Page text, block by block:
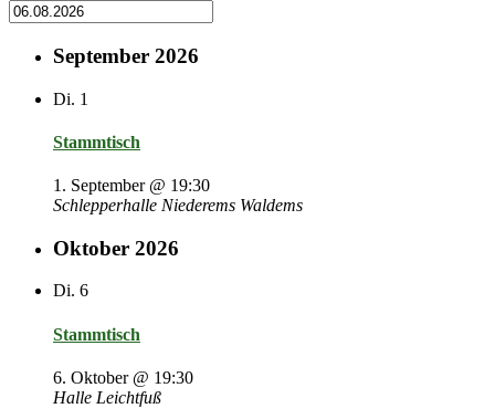
September 2026
Di. 1
Stammtisch
1. September @ 19:30
Schlepperhalle Niederems Waldems
Oktober 2026
Di. 6
Stammtisch
6. Oktober @ 19:30
Halle Leichtfuß